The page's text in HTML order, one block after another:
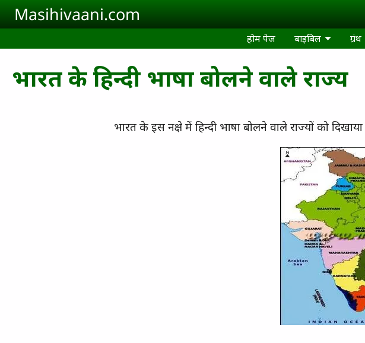
Skip to main content
Masihivaani.com
होम पेज बाइबिल ग्रंथ
भारत के हिन्दी भाषा बोलने वाले राज्य
भारत के इस नक्षे में हिन्दी भाषा बोलने वाले राज्यों को